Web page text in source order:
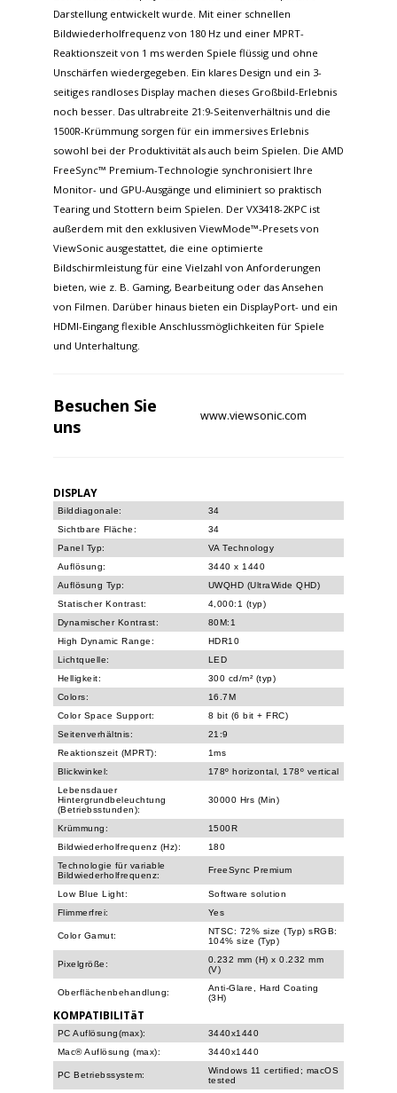
Darstellung entwickelt wurde. Mit einer schnellen
Bildwiederholfrequenz von 180 Hz und einer MPRT-
Reaktionszeit von 1 ms werden Spiele flüssig und ohne
Unschärfen wiedergegeben. Ein klares Design und ein 3-
seitiges randloses Display machen dieses Großbild-Erlebnis
noch besser. Das ultrabreite 21:9-Seitenverhältnis und die
1500R-Krümmung sorgen für ein immersives Erlebnis
sowohl bei der Produktivität als auch beim Spielen. Die AMD
FreeSync™ Premium-Technologie synchronisiert Ihre
Monitor- und GPU-Ausgänge und eliminiert so praktisch
Tearing und Stottern beim Spielen. Der VX3418-2KPC ist
außerdem mit den exklusiven ViewMode™-Presets von
ViewSonic ausgestattet, die eine optimierte
Bildschirmleistung für eine Vielzahl von Anforderungen
bieten, wie z. B. Gaming, Bearbeitung oder das Ansehen
von Filmen. Darüber hinaus bieten ein DisplayPort- und ein
HDMI-Eingang flexible Anschlussmöglichkeiten für Spiele
und Unterhaltung.
Besuchen Sie
uns
www.viewsonic.com
DISPLAY
Bilddiagonale:
34
Sichtbare Fläche:
34
Panel Typ:
VA Technology
Auflösung:
3440 x 1440
Auflösung Typ:
UWQHD (UltraWide QHD)
Statischer Kontrast:
4,000:1 (typ)
Dynamischer Kontrast:
80M:1
High Dynamic Range:
HDR10
Lichtquelle:
LED
Helligkeit:
300 cd/m² (typ)
Colors:
16.7M
Color Space Support:
8 bit (6 bit + FRC)
Seitenverhältnis:
21:9
Reaktionszeit (MPRT):
1ms
Blickwinkel:
178º horizontal, 178º vertical
Lebensdauer
Hintergrundbeleuchtung
(Betriebsstunden):
30000 Hrs (Min)
Krümmung:
1500R
Bildwiederholfrequenz (Hz):
180
Technologie für variable
Bildwiederholfrequenz:
FreeSync Premium
Low Blue Light:
Software solution
Flimmerfrei:
Yes
Color Gamut:
NTSC: 72% size (Typ) sRGB:
104% size (Typ)
Pixelgröße:
0.232 mm (H) x 0.232 mm
(V)
Oberflächenbehandlung:
Anti-Glare, Hard Coating
(3H)
KOMPATIBILITäT
PC Auflösung(max):
3440x1440
Mac® Auflösung (max):
3440x1440
PC Betriebssystem:
Windows 11 certified; macOS
tested